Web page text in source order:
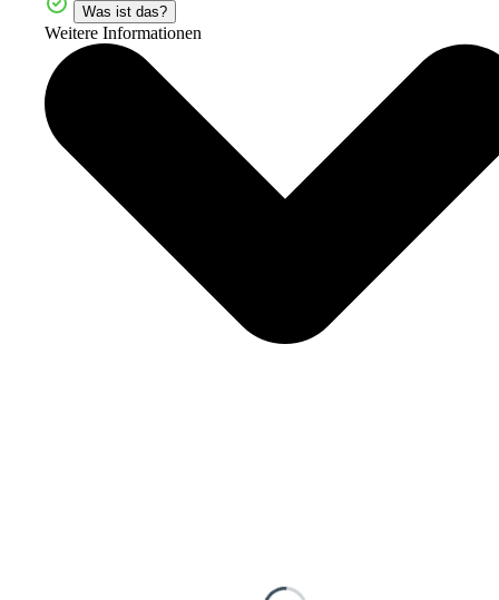
Was ist das?
Weitere Informationen